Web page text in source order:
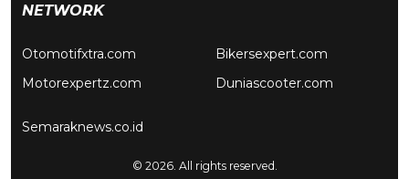
NETWORK
Otomotifxtra.com
Motorexpertz.com
Bikersexpert.com
Duniascooter.com
Semaraknews.co.id
© 2026. All rights reserved.